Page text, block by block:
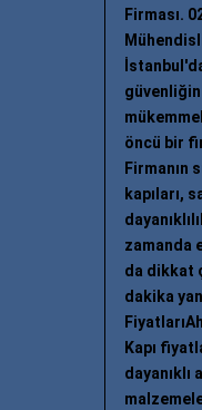
Firması.
öncü bir
Firmanın
kapıları,
zamanda
da dikkat
dakika
Kapı
dayanıklı